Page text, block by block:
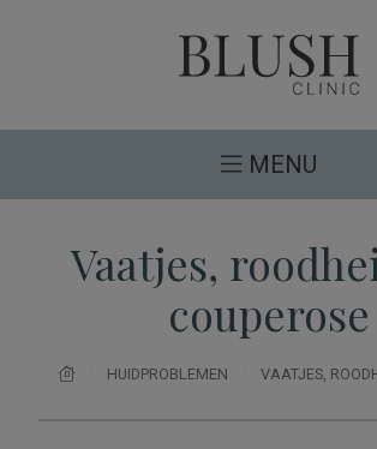
MENU
Vaatjes,
couperose
HUIDPROBLEMEN VAATJES,